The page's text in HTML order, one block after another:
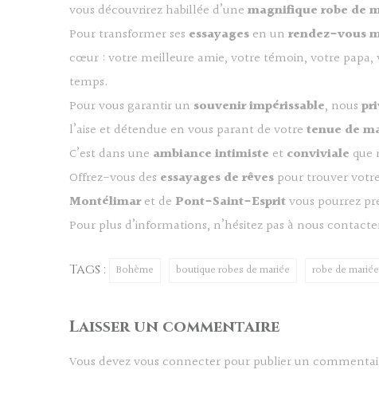
vous découvrirez habillée d’une magnifique robe de
Pour transformer ses essayages en un rendez-vous
cœur : votre meilleure amie, votre témoin, votre
temps.
Pour vous garantir un souvenir impérissable, nous
l’aise et détendue en vous parant de votre tenue de
C’est dans une ambiance intimiste et conviviale que
Offrez-vous des essayages de rêves pour trouver votre
Montélimaret de Pont-Saint-Espritvous pourrez
Pour plus d’informations, n’hésitez pas à nous
Tags : Bohème boutique robes de mariée robe de
Laisser un commentaire
Vous devezvous connecter pour publier un